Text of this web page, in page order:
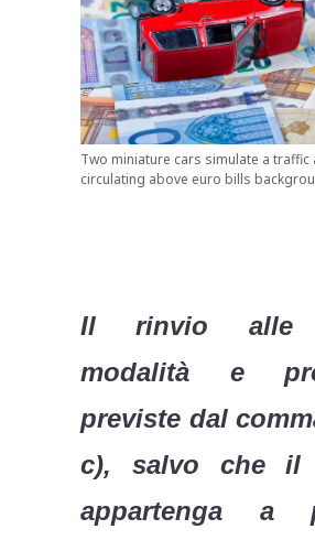
Two miniature cars simulate a traffic
circulating above euro bills
Il rinvio alle
modalità e
previste dal
c), salvo che il
appartenga a